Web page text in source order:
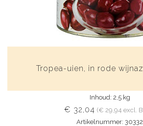
Tropea-uien, in rode
Inhoud: 2,5 kg
€ 32,04 (€ 29,94 excl.
Artikelnummer: 30332